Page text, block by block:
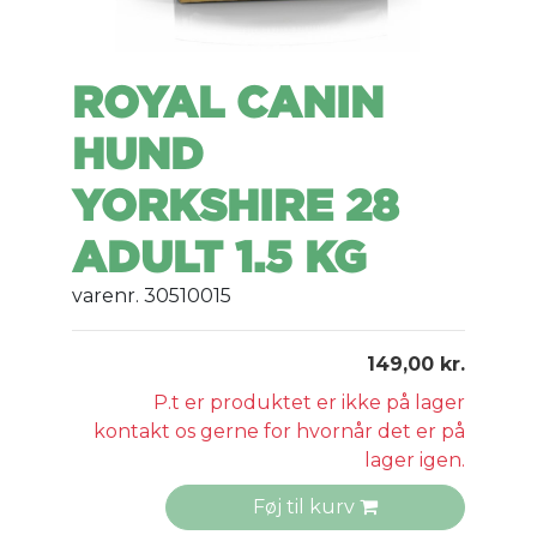
ROYAL CANIN
HUND
YORKSHIRE 28
ADULT 1.5 KG
varenr. 30510015
149,00 kr.
P.t er produktet er ikke på lager
kontakt os gerne for hvornår det er på
lager igen.
Føj til kurv